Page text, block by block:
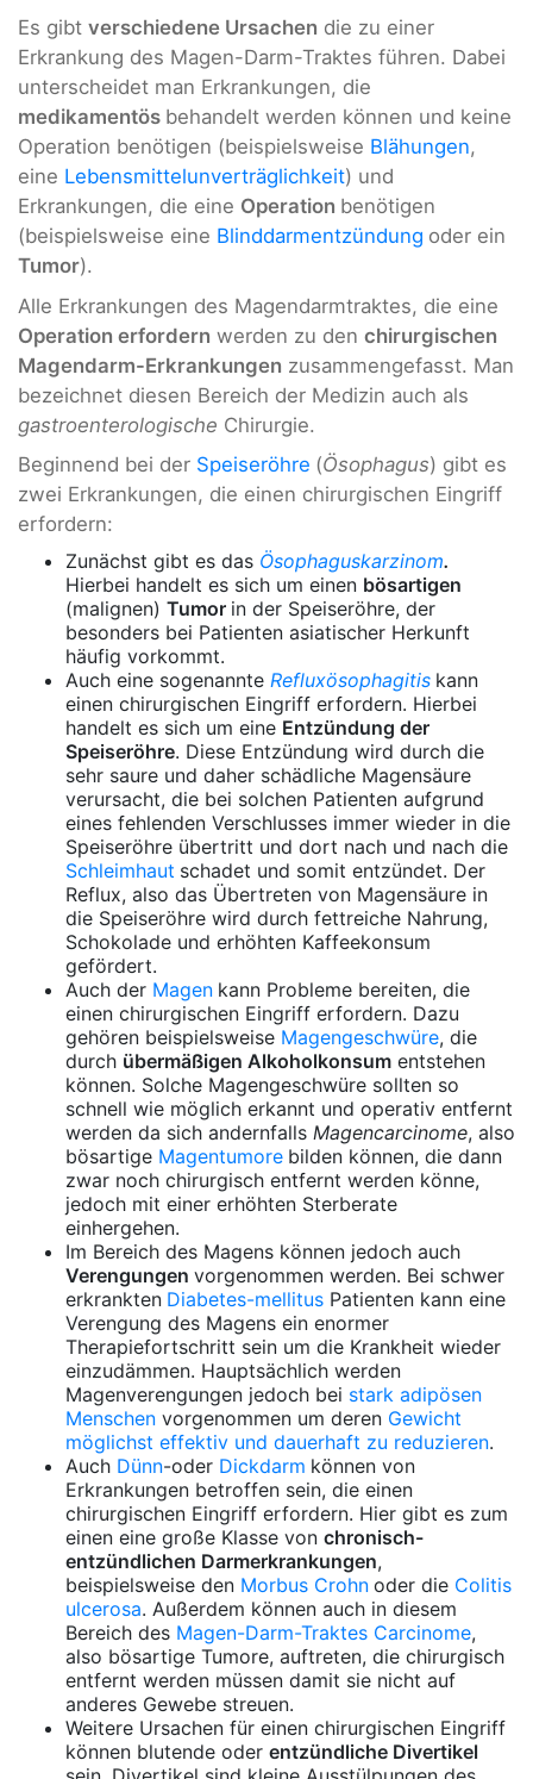
Es gibt verschiedene Ursachen die zu einer
Erkrankung des Magen-Darm-Traktes führen. Dabei
unterscheidet man Erkrankungen, die
medikamentös behandelt werden können und keine
Operation benötigen (beispielsweise Blähungen,
eine Lebensmittelunverträglichkeit) und
Erkrankungen, die eine Operation benötigen
(beispielsweise eine Blinddarmentzündung oder ein
Tumor).
Alle Erkrankungen des Magendarmtraktes, die eine
Operation erfordern werden zu den chirurgischen
Magendarm-Erkrankungen zusammengefasst. Man
bezeichnet diesen Bereich der Medizin auch als
gastroenterologische Chirurgie.
Beginnend bei der Speiseröhre (Ösophagus) gibt es
zwei Erkrankungen, die einen chirurgischen Eingriff
erfordern:
Zunächst gibt es das Ösophaguskarzinom.
Hierbei handelt es sich um einen bösartigen
(malignen) Tumor in der Speiseröhre, der
besonders bei Patienten asiatischer Herkunft
häufig vorkommt.
Auch eine sogenannte Refluxösophagitis kann
einen chirurgischen Eingriff erfordern. Hierbei
handelt es sich um eine Entzündung der
Speiseröhre. Diese Entzündung wird durch die
sehr saure und daher schädliche Magensäure
verursacht, die bei solchen Patienten aufgrund
eines fehlenden Verschlusses immer wieder in die
Speiseröhre übertritt und dort nach und nach die
Schleimhaut schadet und somit entzündet. Der
Reflux, also das Übertreten von Magensäure in
die Speiseröhre wird durch fettreiche Nahrung,
Schokolade und erhöhten Kaffeekonsum
gefördert.
Auch der Magen kann Probleme bereiten, die
einen chirurgischen Eingriff erfordern. Dazu
gehören beispielsweise Magengeschwüre, die
durch übermäßigen Alkoholkonsum entstehen
können. Solche Magengeschwüre sollten so
schnell wie möglich erkannt und operativ entfernt
werden da sich andernfalls Magencarcinome, also
bösartige Magentumore bilden können, die dann
zwar noch chirurgisch entfernt werden könne,
jedoch mit einer erhöhten Sterberate
einhergehen.
Im Bereich des Magens können jedoch auch
Verengungen vorgenommen werden. Bei schwer
erkrankten Diabetes-mellitus Patienten kann eine
Verengung des Magens ein enormer
Therapiefortschritt sein um die Krankheit wieder
einzudämmen. Hauptsächlich werden
Magenverengungen jedoch bei stark adipösen
Menschen vorgenommen um deren Gewicht
möglichst effektiv und dauerhaft zu reduzieren.
Auch Dünn-oder Dickdarm können von
Erkrankungen betroffen sein, die einen
chirurgischen Eingriff erfordern. Hier gibt es zum
einen eine große Klasse von chronisch-
entzündlichen Darmerkrankungen,
beispielsweise den Morbus Crohn oder die Colitis
ulcerosa. Außerdem können auch in diesem
Bereich des Magen-Darm-Traktes Carcinome,
also bösartige Tumore, auftreten, die chirurgisch
entfernt werden müssen damit sie nicht auf
anderes Gewebe streuen.
Weitere Ursachen für einen chirurgischen Eingriff
können blutende oder entzündliche Divertikel